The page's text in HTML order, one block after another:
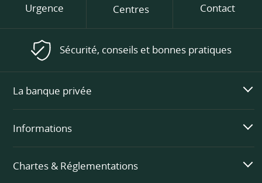
Urgence Centres Contact
Sécurité, conseils et bonnes pratiques
La banque privée
Informations
Chartes & Réglementations